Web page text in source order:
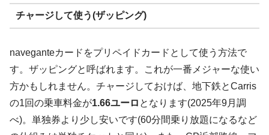
チャージして使う(ザッピング)
naveganteカードをプリペイドカードとして使う方法で
す。ザッピングと呼ばれます。これが一番メジャーな使い
方かもしれません。チャージしておけば、地下鉄とCarris
の1回の乗車料金が1.66ユーロ となります(2025年9月調
べ)。単独券より少し安いです(60分間乗り放題になるなど